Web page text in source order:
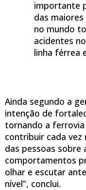
importante
das
no mundo
acidentes
linha férrea
Ainda segundo a
intenção de
tornando a ferrovia
contribuir cada vez
das pessoas
comportamentos
olhar e escutar
nível”, conclui.